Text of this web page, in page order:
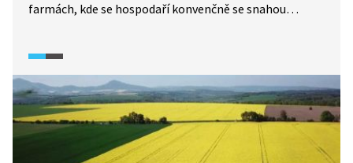
farmách, kde se hospodaří konvenčně se snahou
prostředí jsou dalekosáhlé. Orná půda ale ubývá, stejně
jako zemědělská zvířata. Naproti tomu existují
ekologické farmy, i když je jich jen zlomek, kde se
hospodaří bez chemie, hospodářská zvířata žijí v jim
přirozeném prostředí. Produkty ekologického
zemědělství jsou tak zdravější, ale také dražší